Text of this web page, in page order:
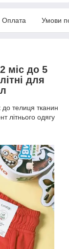
Оплата Умови
міс до 5
для
до телиця тканин
літнього одягу